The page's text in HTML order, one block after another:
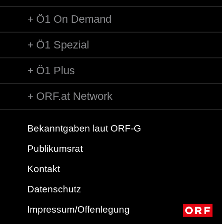
Ö1 On Demand
Ö1 Spezial
Ö1 Plus
ORF.at Network
Bekanntgaben laut ORF-G
Publikumsrat
Kontakt
Datenschutz
Impressum/Offenlegung